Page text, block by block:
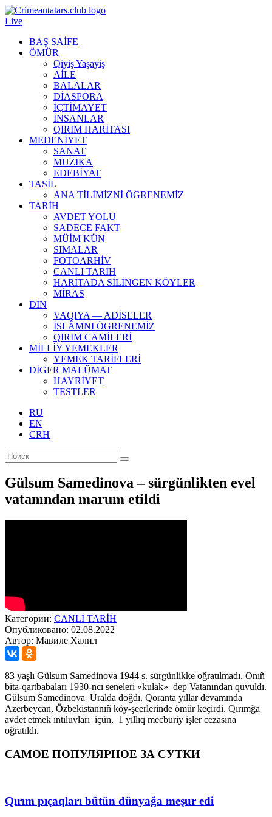
Live
BAŞ SAİFE
ÖMÜR
Qiyiş Yaşayiş
AİLE
BALALAR
DİASPORA
İÇTİMAYET
İNSANLAR
QIRIM HARİTASI
MEDENİYET
SANAT
MUZIKA
EDEBİYAT
TASİL
ANA TİLİMİZNİ ÖGRENEMİZ
TARİH
AVDET YOLU
SADECE FAKT
MÜİM KÜN
SIMАLAR
FOTOARHİV
CANLI TARİH
HARİTADA SİLİNGEN KÖYLER
MİRAS
DİN
VAQIYA — ADİSELER
İSLÂMNI ÖGRENEMİZ
QIRIM CAMİLERİ
MİLLİY YEMEKLER
YEMEK TARİFLERİ
DİGER MALÜMAT
HAYRİYET
TESTLER
RU
EN
CRH
Gülsum Samedinova – sürgünlikten evel
vatanından marum etildi
Категории: CANLI TARİH
Опубликовано: 02.08.2022
Автор: Мавиле Халил
83 yaşlı Gülsum Samedinova 1944 s. sürgünlikke oğratılmadı. Onıñ
bita-qartbabaları 1930-ncı seneleri «kulak» dep Vatanından quvuldı.
Gülsum Samedinova Uralda doğdı. Qoranta yıllar devamında
Azerbeycan, Özbekistannıñ köy-şeerlerinde ömür keçirdi. Qırımğa
avdet etmek ıntıluvları içün, 1 yıllıq mecburiy işler cezasına
oğratıldı.
САМОЕ ПОПУЛЯРНОЕ ЗА СУТКИ
Qırım pıçaqları bütün dünyağa meşur edi